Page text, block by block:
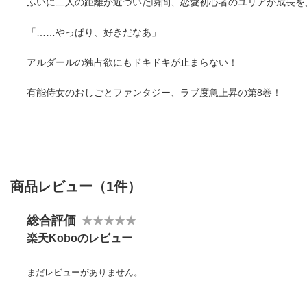
「……やっぱり、好きだなあ」
アルダールの独占欲にもドキドキが止まらない！
有能侍女のおしごとファンタジー、ラブ度急上昇の第8巻！
商品レビュー（1件）
総合評価
楽天Koboのレビュー
まだレビューがありません。